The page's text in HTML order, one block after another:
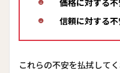
価格に対する不
信頼に対する不
これらの不安を払拭して